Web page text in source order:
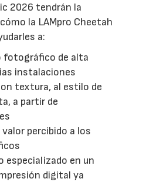
2026 tendrán la
la LAMpro Cheetah
a:
fotográfico de alta
instalaciones
textura, al estilo de
a partir de
percibido a los
especializado en un
digital ya